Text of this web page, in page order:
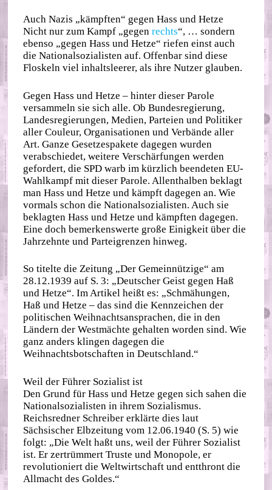
Auch Nazis „kämpften“ gegen Hass und Hetze
Nicht nur zum Kampf „gegenrechts“, … sondern
ebenso „gegen Hass und Hetze“ riefen einst auch
die Nationalsozialisten auf. Offenbar sind diese
Floskeln viel inhaltsleerer, als ihre Nutzer glauben.
Gegen Hass und Hetze – hinter dieser Parole
versammeln sie sich alle. Ob Bundesregierung,
Landesregierungen, Medien, Parteien und Politiker
aller Couleur, Organisationen und Verbände aller
Art. Ganze Gesetzespakete dagegen wurden
verabschiedet, weitere Verschärfungen werden
gefordert, die SPD warb im kürzlich beendeten EU-
Wahlkampf mit dieser Parole. Allenthalben beklagt
man Hass und Hetze und kämpft dagegen an. Wie
vormals schon die Nationalsozialisten. Auch sie
beklagten Hass und Hetze und kämpften dagegen.
Eine doch bemerkenswerte große Einigkeit über die
Jahrzehnte und Parteigrenzen hinweg.
So titelte die Zeitung „Der Gemeinnützige“ am
28.12.1939 auf S. 3: „Deutscher Geist gegen Haß
und Hetze“. Im Artikel heißt es: „Schmähungen,
Haß und Hetze – das sind die Kennzeichen der
politischen Weihnachtsansprachen, die in den
Ländern der Westmächte gehalten worden sind. Wie
ganz anders klingen dagegen die
Weihnachtsbotschaften in Deutschland.“
Weil der Führer Sozialist ist
Den Grund für Hass und Hetze gegen sich sahen die
Nationalsozialisten in ihrem Sozialismus.
Reichsredner Schreiber erklärte dies laut
Sächsischer Elbzeitung vom 12.06.1940 (S. 5) wie
folgt: „Die Welt haßt uns, weil der Führer Sozialist
ist. Er zertrümmert Truste und Monopole, er
revolutioniert die Weltwirtschaft und entthront die
Allmacht des Goldes.“